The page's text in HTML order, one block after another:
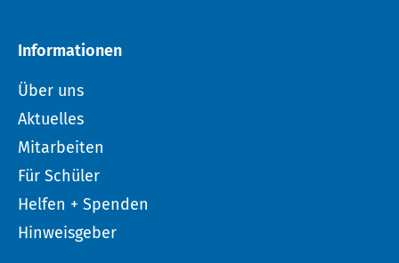
Informationen
Über uns
Aktuelles
Mitarbeiten
Für Schüler
Helfen + Spenden
Hinweisgeber